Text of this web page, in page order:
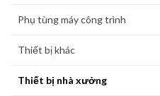
Phụ tùng máy công trình
Thiết bị khác
Thiết bị nhà xưởng